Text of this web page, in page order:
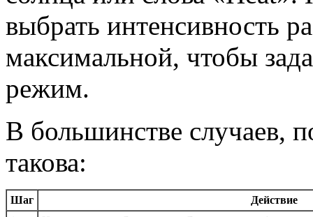
выбрать интенсивность
максимальной, чтобы
режим.
В большинстве случаев,
такова:
Шаг
Действие